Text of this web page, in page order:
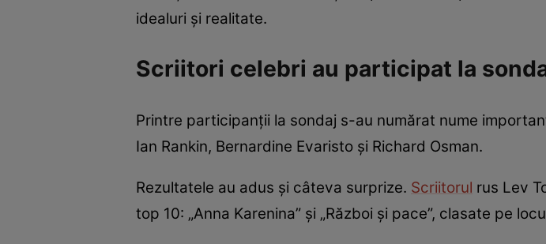
idealuri și realitate.
Scriitori celebri au participat la
Printre participanții la sondaj s-au numărat nume
Ian Rankin, Bernardine Evaristo și Richard Osman.
Rezultatele au adus și câteva surprize. Scriitorul rus Lev
top 10: „Anna Karenina” și „Război și pace”, clasate pe